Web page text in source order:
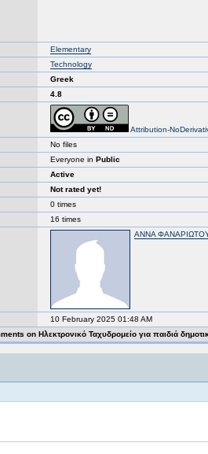
Elementary
Technology
Greek
4.8
Attribution-
No files
Everyone in Public
Active
Not rated yet!
0 times
16 times
ΑΝΝΑ
10 February 2025 01:48 AM
on Ηλεκτρονικό Ταχυδρομείο για παιδιά